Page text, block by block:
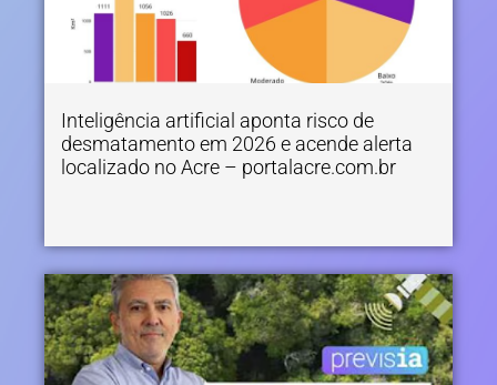
Inteligência artificial aponta risco de
desmatamento em 2026 e acende alerta
localizado no Acre – portalacre.com.br